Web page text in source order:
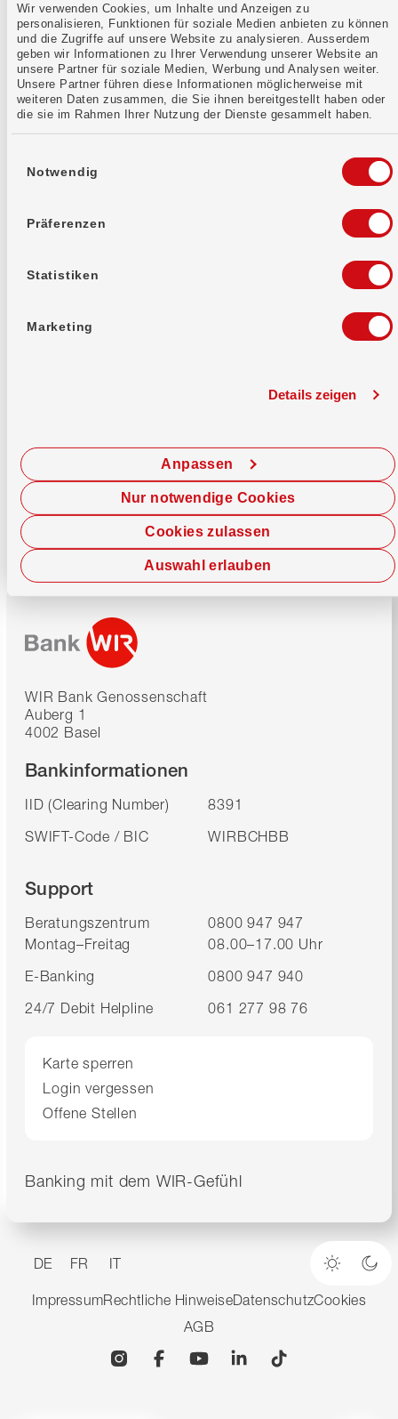
Wir verwenden Cookies, um Inhalte und Anzeigen zu
personalisieren, Funktionen für soziale Medien anbieten zu können
und die Zugriffe auf unsere Website zu analysieren. Ausserdem
geben wir Informationen zu Ihrer Verwendung unserer Website an
unsere Partner für soziale Medien, Werbung und Analysen weiter.
Unsere Partner führen diese Informationen möglicherweise mit
weiteren Daten zusammen, die Sie ihnen bereitgestellt haben oder
die sie im Rahmen Ihrer Nutzung der Dienste gesammelt haben.
Notwendig
Präferenzen
Statistiken
Marketing
Details zeigen
Cookies zulassen
Anpassen
Auswahl erlauben
Nur notwendige Cookies
Mehr erfahren
Kontaktformular
Jetzt chatten
WIR Bank Genossenschaft
Auberg 1
4002 Basel
Bankinformationen
IID (Clearing Number)
8391
SWIFT-Code / BIC
WIRBCHBB
Support
Beratungszentrum
0800 947 947
Montag–Freitag
08.00–17.00 Uhr
E-Banking
0800 947 940
24/7 Debit Helpline
061 277 98 76
Karte sperren
Login vergessen
Offene Stellen
Banking mit dem WIR-Gefühl
DE FR IT
Heller
ImpressumRechtliche HinweiseDatenschutzCookies
AGB
InstagramFacebookYouTubeLinkedin